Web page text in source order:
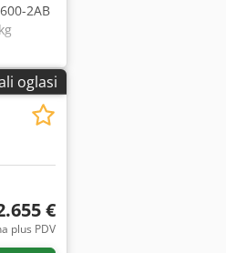
2AB
oglasi
Zatražite više slika
€
plus PDV